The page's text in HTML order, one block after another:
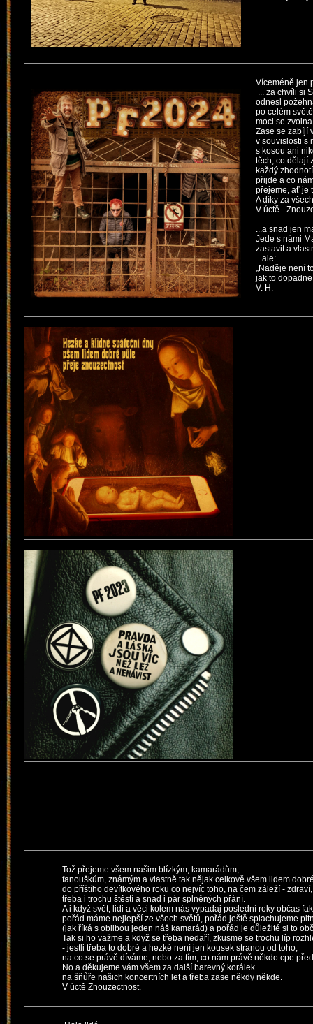
Víceméně jen
... za chvíli si
odnesl
po celém
moci se
Zase se zabíjí
v souvislosti s
s kosou ani
těch, co dělají
každý zhodnotí
přijde a co
přejeme, ať je
A díky za
V úctě -
...a snad jen
Jede s námi
zastavit a
...ale:
„Naděje není
jak to
V. H.
Tož přejeme všem našim blízkým, kamarádům,
fanouškům, známým a vlastně tak nějak celkově všem lidem
do příštího devítkového roku co nejvíc toho, na čem záleží -
třeba i trochu štěstí a snad i pár splněných přání.
A i když svět, lidi a věci kolem nás vypadaj poslední roky občas
pořád máme nejlepší ze všech světů, pořád ještě splachujeme
(jak říká s oblibou jeden náš kamarád) a pořád je důležité si to
Tak si ho važme a když se třeba nedaří, zkusme se trochu líp
- jestli třeba to dobré a hezké není jen kousek stranou od toho,
na co se právě díváme, nebo za tím, co nám právě někdo cpe
No a děkujeme vám všem za další barevný korálek
na šňůře našich koncertních let a třeba zase někdy někde.
V úctě Znouzectnost.